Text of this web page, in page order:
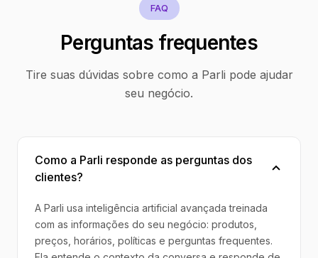
FAQ
Perguntas frequentes
Tire suas dúvidas sobre como a Parli pode ajudar
seu negócio.
Como a Parli responde as perguntas dos
clientes?
A Parli usa inteligência artificial avançada treinada
com as informações do seu negócio: produtos,
preços, horários, políticas e perguntas frequentes.